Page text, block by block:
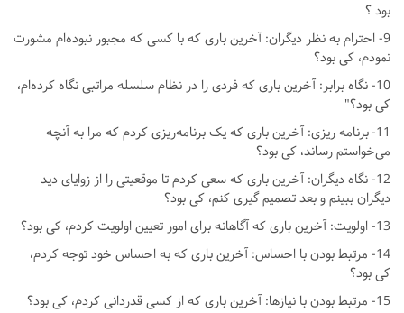
بود ؟
9- احترام به نظر دیگران: آخرین باری که با کسی که مجبور نبوده‌ام مشورت
نمودم، کی بود؟
10- نگاه برابر: آخرین باری که فردی را در نظام سلسله مراتبی نگاه کرده‌ام،
کی بود؟"
11- برنامه ریزی: آخرین باری که یک برنامه‌ریزی کردم که مرا به آنچه
می‌خواستم رساند، کی بود؟
12- نگاه دیگران: آخرین باری که سعی کردم تا موقعیتی را از زوایای دید
دیگران ببینم و بعد تصمیم گیری کنم، کی بود؟
13- اولویت: آخرین باری که آگاهانه برای امور تعیین اولویت کردم، کی بود؟
14- مرتبط بودن با احساس: آخرین باری که به احساس خود توجه کردم،
کی بود؟
15- مرتبط بودن با نیازها: آخرین باری که از کسی قدردانی کردم، کی بود؟